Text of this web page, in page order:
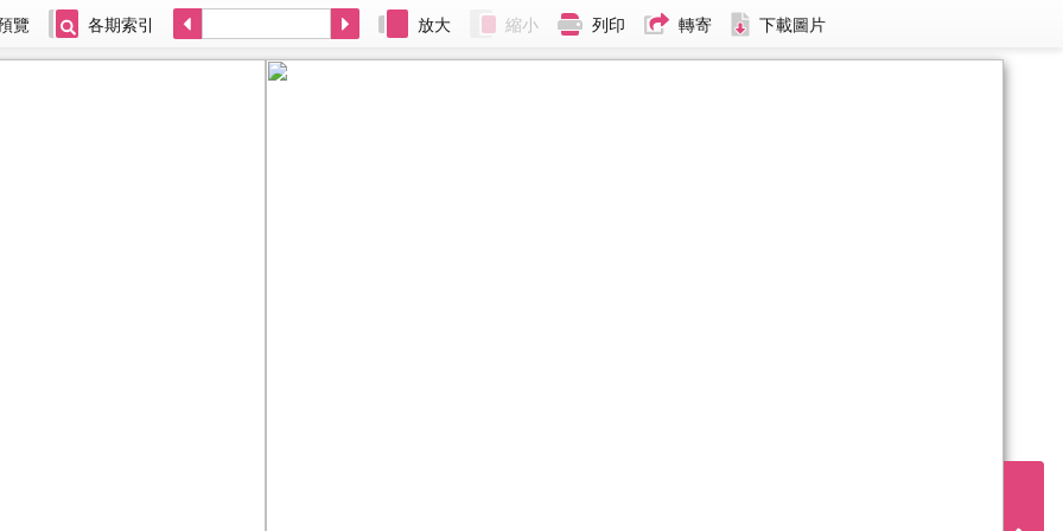
覽 各期索引 放大 縮小 列印 轉寄 下載圖片